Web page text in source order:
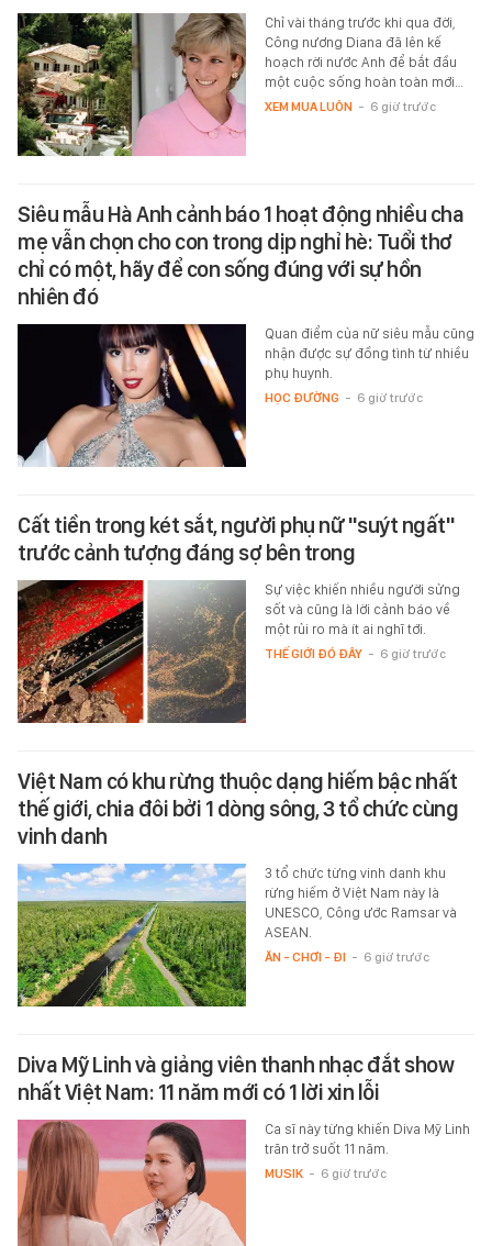
Chỉ vài tháng trước khi qua đời,
Công nương Diana đã lên kế
hoạch rời nước Anh để bắt đầu
một cuộc sống hoàn toàn mới…
XEM MUA LUÔN - 6 giờ trước
Siêu mẫu Hà Anh cảnh báo 1 hoạt động nhiều cha
mẹ vẫn chọn cho con trong dịp nghỉ hè: Tuổi thơ
chỉ có một, hãy để con sống đúng với sự hồn
nhiên đó
Quan điểm của nữ siêu mẫu cũng
nhận được sự đồng tình từ nhiều
phụ huynh.
HỌC ĐƯỜNG - 6 giờ trước
Cất tiền trong két sắt, người phụ nữ "suýt ngất"
trước cảnh tượng đáng sợ bên trong
Sự việc khiến nhiều người sửng
sốt và cũng là lời cảnh báo về
một rủi ro mà ít ai nghĩ tới.
THẾ GIỚI ĐÓ ĐÂY - 6 giờ trước
Việt Nam có khu rừng thuộc dạng hiếm bậc nhất
thế giới, chia đôi bởi 1 dòng sông, 3 tổ chức cùng
vinh danh
3 tổ chức từng vinh danh khu
rừng hiếm ở Việt Nam này là
UNESCO, Công ước Ramsar và
ASEAN.
ĂN - CHƠI - ĐI - 6 giờ trước
Diva Mỹ Linh và giảng viên thanh nhạc đắt show
nhất Việt Nam: 11 năm mới có 1 lời xin lỗi
Ca sĩ này từng khiến Diva Mỹ Linh
trăn trở suốt 11 năm.
MUSIK - 6 giờ trước